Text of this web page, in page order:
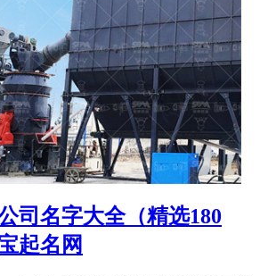
司名字大全（精选180
起名网